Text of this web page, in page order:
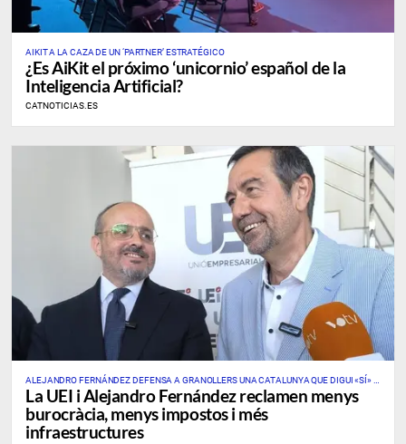
AIKIT A LA CAZA DE UN ‘PARTNER’ ESTRATÉGICO
¿Es AiKit el próximo ‘unicornio’ español de la
Inteligencia Artificial?
CATNOTICIAS.ES
ALEJANDRO FERNÁNDEZ DEFENSA A GRANOLLERS UNA CATALUNYA QUE DIGUI «SÍ» A
L’EMPRESA, LA INDÚSTRIA I LES GRANS INFRAESTRUCTURES
La UEI i Alejandro Fernández reclamen menys
burocràcia, menys impostos i més
infraestructures